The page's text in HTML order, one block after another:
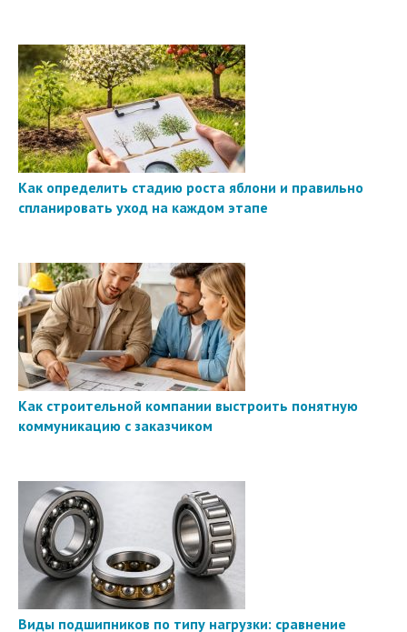
Как определить стадию роста яблони и правильно
спланировать уход на каждом этапе
Как строительной компании выстроить понятную
коммуникацию с заказчиком
Виды подшипников по типу нагрузки: сравнение